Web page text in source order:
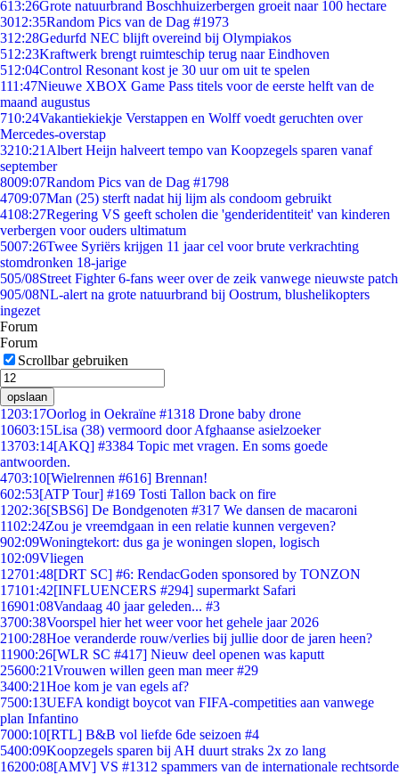
613:26Grote natuurbrand Boschhuizerbergen groeit naar 100 hectare
3012:35Random Pics van de Dag #1973
312:28Gedurfd NEC blijft overeind bij Olympiakos
512:23Kraftwerk brengt ruimteschip terug naar Eindhoven
512:04Control Resonant kost je 30 uur om uit te spelen
111:47Nieuwe XBOX Game Pass titels voor de eerste helft van de
maand augustus
710:24Vakantiekiekje Verstappen en Wolff voedt geruchten over
Mercedes-overstap
3210:21 Albert Heijn halveert tempo van Koopzegels sparen vanaf
september
8009:07Random Pics van de Dag #1798
4709:07Man (25) sterft nadat hij lijm als condoom gebruikt
4108:27Regering VS geeft scholen die 'genderidentiteit' van kinderen
verbergen voor ouders ultimatum
5007:26Twee Syriërs krijgen 11 jaar cel voor brute verkrachting
stomdronken 18-jarige
505/08Street Fighter 6-fans weer over de zeik vanwege nieuwste patch
905/08NL-alert na grote natuurbrand bij Oostrum, blushelikopters
ingezet
Forum
Forum
Scrollbar gebruiken
opslaan
1203:17Oorlog in Oekraïne #1318 Drone baby drone
10603:15Lisa (38) vermoord door Afghaanse asielzoeker
13703:14[AKQ] #3384 Topic met vragen. En soms goede
antwoorden.
4703:10[Wielrennen #616] Brennan!
602:53[ATP Tour] #169 Tosti Tallon back on fire
1202:36[SBS6] De Bondgenoten #317 We dansen de macaroni
1102:24Zou je vreemdgaan in een relatie kunnen vergeven?
902:09Woningtekort: dus ga je woningen slopen, logisch
102:09Vliegen
12701:48[DRT SC] #6: RendacGoden sponsored by TONZON
17101:42[INFLUENCERS #294] supermarkt Safari
16901:08Vandaag 40 jaar geleden... #3
3700:38Voorspel hier het weer voor het gehele jaar 2026
2100:28Hoe veranderde rouw/verlies bij jullie door de jaren heen?
11900:26[WLR SC #417] Nieuw deel openen was kaputt
25600:21Vrouwen willen geen man meer #29
3400:21Hoe kom je van egels af?
7500:13UEFA kondigt boycot van FIFA-competities aan vanwege
plan Infantino
7000:10[RTL] B&B vol liefde 6de seizoen #4
5400:09Koopzegels sparen bij AH duurt straks 2x zo lang
16200:08[AMV] VS #1312 spammers van de internationale rechtsorde